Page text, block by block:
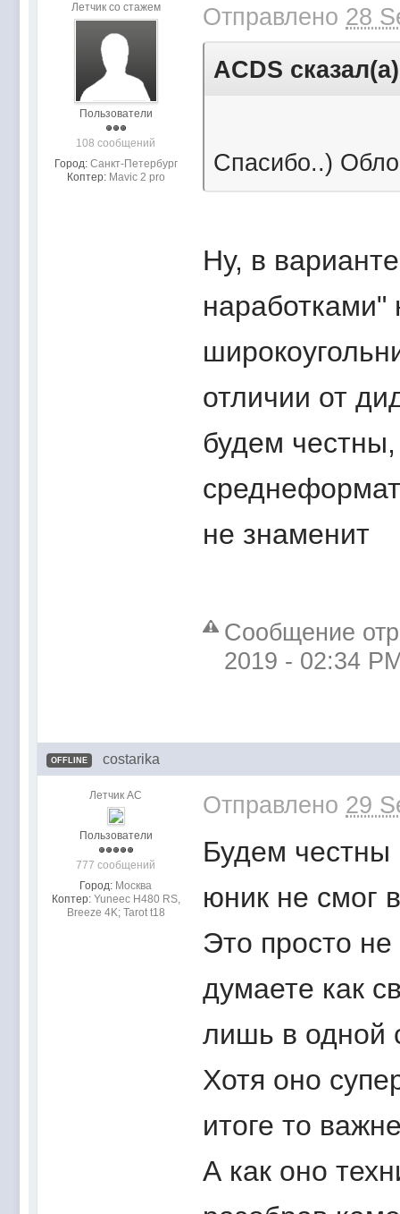
Летчик со стажем
Пользователи
108 сообщений
Город: Санкт-Петербург
Коптер: Mavic 2 pro
Отправлено 28
ACDS сказал(а)
Спасибо..)
Ну, в
наработками"
отличии от
будем
не знаменит
Сообщение
2019 - 02:34
OFFLINE costarika
Летчик АС
Пользователи
777 сообщений
Город: Москва
Коптер: Yuneec H480 RS,
Breeze 4K; Tarot t18
Отправлено 29
Будем
юник не смог
Это просто
думаете как
лишь в одной
Хотя оно
итоге то
А как оно